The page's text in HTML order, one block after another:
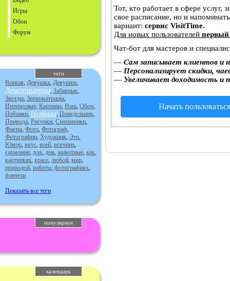
Игры
Обои
Форум
теги
Всякая, Девушка, Девушки,
Демотиваторы, Забавные,
Звезды, Звероматрицы,
Интересные, Картины, Наш, Обои,
Пейзажи, Подборка, Понедельник,
Природа, Рисунки, Смешарики,
Факты, Фото, Фотограф,
Фотографии, Художник, Это,
Юмор, вкус, всей, всячина,
гармонии, для, дня, животные, как,
картинках, красе, любой, мир,
природой, работы, фотографиях,
фэнтези
Показать все теги
популярное
календарь
Тот, кто работает в сфере услуг,
свое расписание, но и
вариант: сервис VisitTime.
Для новых пользователей первый
Чат-бот для мастеров и
— Сам записывает клиентов и
— Персонализирует скидки,
— Увеличивает доходимость и
Начать